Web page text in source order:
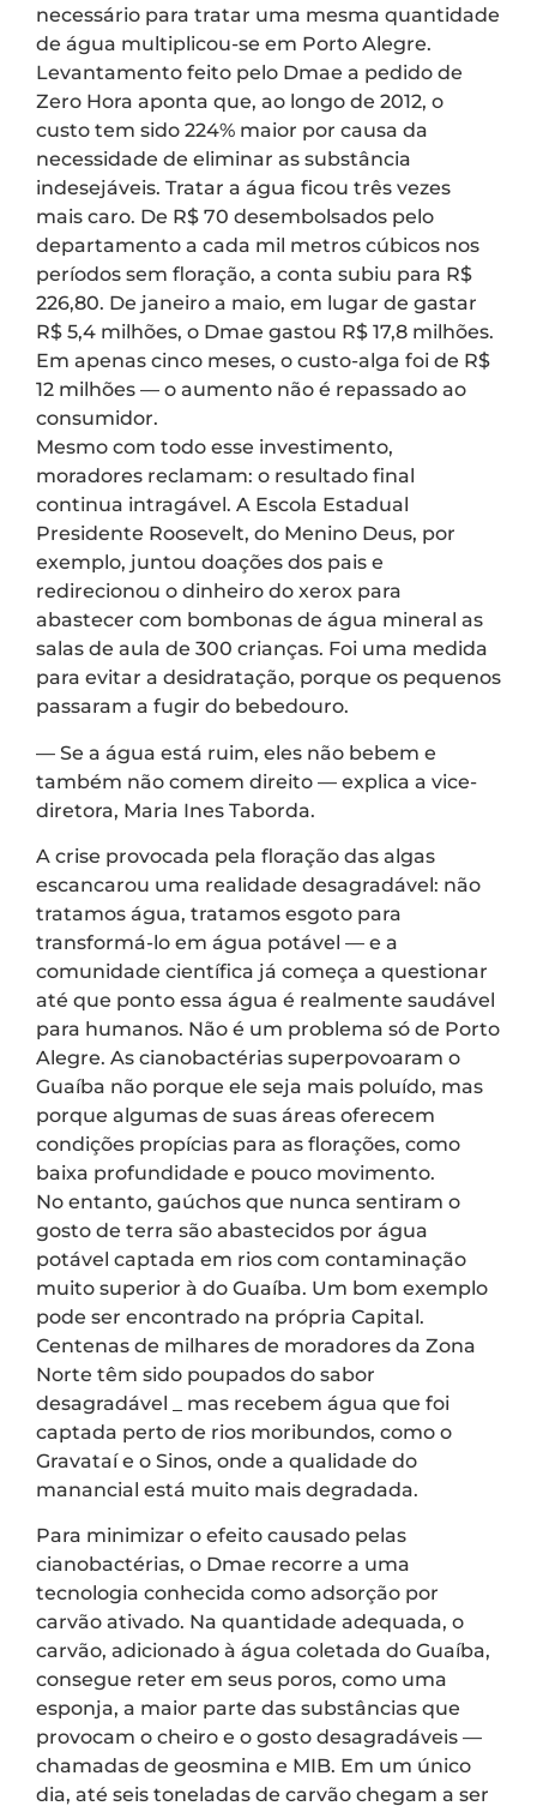
necessário para tratar uma mesma quantidade
de água multiplicou-se em Porto Alegre.
Levantamento feito pelo Dmae a pedido de
Zero Hora aponta que, ao longo de 2012, o
custo tem sido 224% maior por causa da
necessidade de eliminar as substância
indesejáveis. Tratar a água ficou três vezes
mais caro. De R$ 70 desembolsados pelo
departamento a cada mil metros cúbicos nos
períodos sem floração, a conta subiu para R$
226,80. De janeiro a maio, em lugar de gastar
R$ 5,4 milhões, o Dmae gastou R$ 17,8 milhões.
Em apenas cinco meses, o custo-alga foi de R$
12 milhões — o aumento não é repassado ao
consumidor.
Mesmo com todo esse investimento,
moradores reclamam: o resultado final
continua intragável. A Escola Estadual
Presidente Roosevelt, do Menino Deus, por
exemplo, juntou doações dos pais e
redirecionou o dinheiro do xerox para
abastecer com bombonas de água mineral as
salas de aula de 300 crianças. Foi uma medida
para evitar a desidratação, porque os pequenos
passaram a fugir do bebedouro.
— Se a água está ruim, eles não bebem e
também não comem direito — explica a vice-
diretora, Maria Ines Taborda.
A crise provocada pela floração das algas
escancarou uma realidade desagradável: não
tratamos água, tratamos esgoto para
transformá-lo em água potável — e a
comunidade científica já começa a questionar
até que ponto essa água é realmente saudável
para humanos. Não é um problema só de Porto
Alegre. As cianobactérias superpovoaram o
Guaíba não porque ele seja mais poluído, mas
porque algumas de suas áreas oferecem
condições propícias para as florações, como
baixa profundidade e pouco movimento.
No entanto, gaúchos que nunca sentiram o
gosto de terra são abastecidos por água
potável captada em rios com contaminação
muito superior à do Guaíba. Um bom exemplo
pode ser encontrado na própria Capital.
Centenas de milhares de moradores da Zona
Norte têm sido poupados do sabor
desagradável _ mas recebem água que foi
captada perto de rios moribundos, como o
Gravataí e o Sinos, onde a qualidade do
manancial está muito mais degradada.
Para minimizar o efeito causado pelas
cianobactérias, o Dmae recorre a uma
tecnologia conhecida como adsorção por
carvão ativado. Na quantidade adequada, o
carvão, adicionado à água coletada do Guaíba,
consegue reter em seus poros, como uma
esponja, a maior parte das substâncias que
provocam o cheiro e o gosto desagradáveis —
chamadas de geosmina e MIB. Em um único
dia, até seis toneladas de carvão chegam a ser